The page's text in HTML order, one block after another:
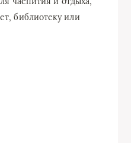
библиотеку или